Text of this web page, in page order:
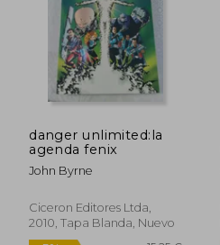
danger unlimited:la
agenda fenix
John Byrne
Ciceron Editores Ltda,
2010, Tapa Blanda, Nuevo